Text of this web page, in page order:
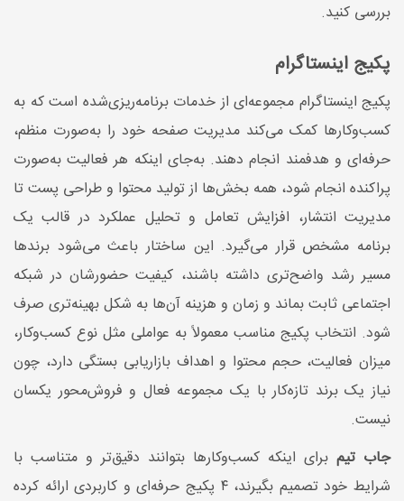
بررسی کنید.
پکیج اینستاگرام
پکیج اینستاگرام مجموعه‌ای از خدمات برنامه‌ریزی‌شده است که به
کسب‌وکارها کمک می‌کند مدیریت صفحه خود را به‌صورت منظم،
حرفه‌ای و هدفمند انجام دهند. به‌جای اینکه هر فعالیت به‌صورت
پراکنده انجام شود، همه بخش‌ها از تولید محتوا و طراحی پست تا
مدیریت انتشار، افزایش تعامل و تحلیل عملکرد در قالب یک
برنامه مشخص قرار می‌گیرد. این ساختار باعث می‌شود برندها
مسیر رشد واضح‌تری داشته باشند، کیفیت حضورشان در شبکه
اجتماعی ثابت بماند و زمان و هزینه آن‌ها به شکل بهینه‌تری صرف
شود. انتخاب پکیج مناسب معمولاً به عواملی مثل نوع کسب‌وکار،
میزان فعالیت، حجم محتوا و اهداف بازاریابی بستگی دارد، چون
نیاز یک برند تازه‌کار با یک مجموعه فعال و فروش‌محور یکسان
نیست.
جاب تیم برای اینکه کسب‌وکارها بتوانند دقیق‌تر و متناسب با
شرایط خود تصمیم بگیرند، ۴ پکیج حرفه‌ای و کاربردی ارائه کرده